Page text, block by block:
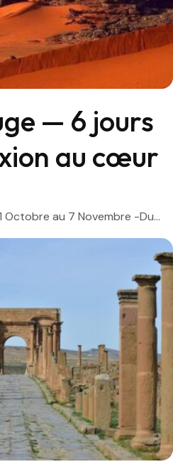
— 6 jours
au cœur
au 7 Novembre -Du...